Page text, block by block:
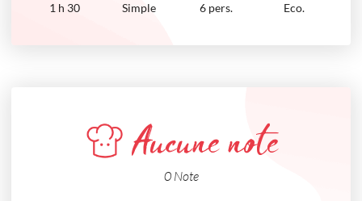
1 h 30 Simple 6 pers. Eco.
Aucune note
0 Note